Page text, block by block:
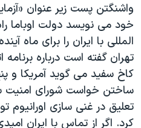
چهل سال گروگان‌گیری
قانون شفافیت دارائی کادر رهبری
اعتراضات مردمی آبان ۹۸
اسرائیل در جنگ
نرگس محمدی برنده جایزه نوبل
همایش محافظه‌کاران آمریکا
واشنگتن پست زير عنوان
خود می نويسد دولت اوباما
المللی با ايران را برای ماه
تهران گفته است درباره
کاخ سفيد می گويد آمريکا
ساختن خواست شورای امنيت
تعليق در غنی سازی اورانيوم
کرد. اگر از تماس با ايران